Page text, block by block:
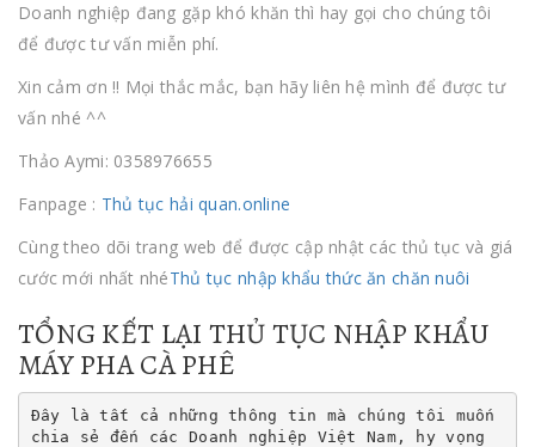
Doanh nghiệp đang gặp khó khăn thì hay gọi cho chúng tôi
để được tư vấn miễn phí.
Xin cảm ơn !! Mọi thắc mắc, bạn hãy liên hệ mình để được tư
vấn nhé ^^
Thảo Aymi: 0358976655
Fanpage : Thủ tục hải quan.online
Cùng theo dõi trang web để được cập nhật các thủ tục và giá
cước mới nhất nhéThủ tục nhập khẩu thức ăn chăn nuôi
TỔNG KẾT LẠI THỦ TỤC NHẬP KHẨU
MÁY PHA CÀ PHÊ
Đây là tất cả những thông tin mà chúng tôi muốn
chia sẻ đến các Doanh nghiệp Việt Nam, hy vọng